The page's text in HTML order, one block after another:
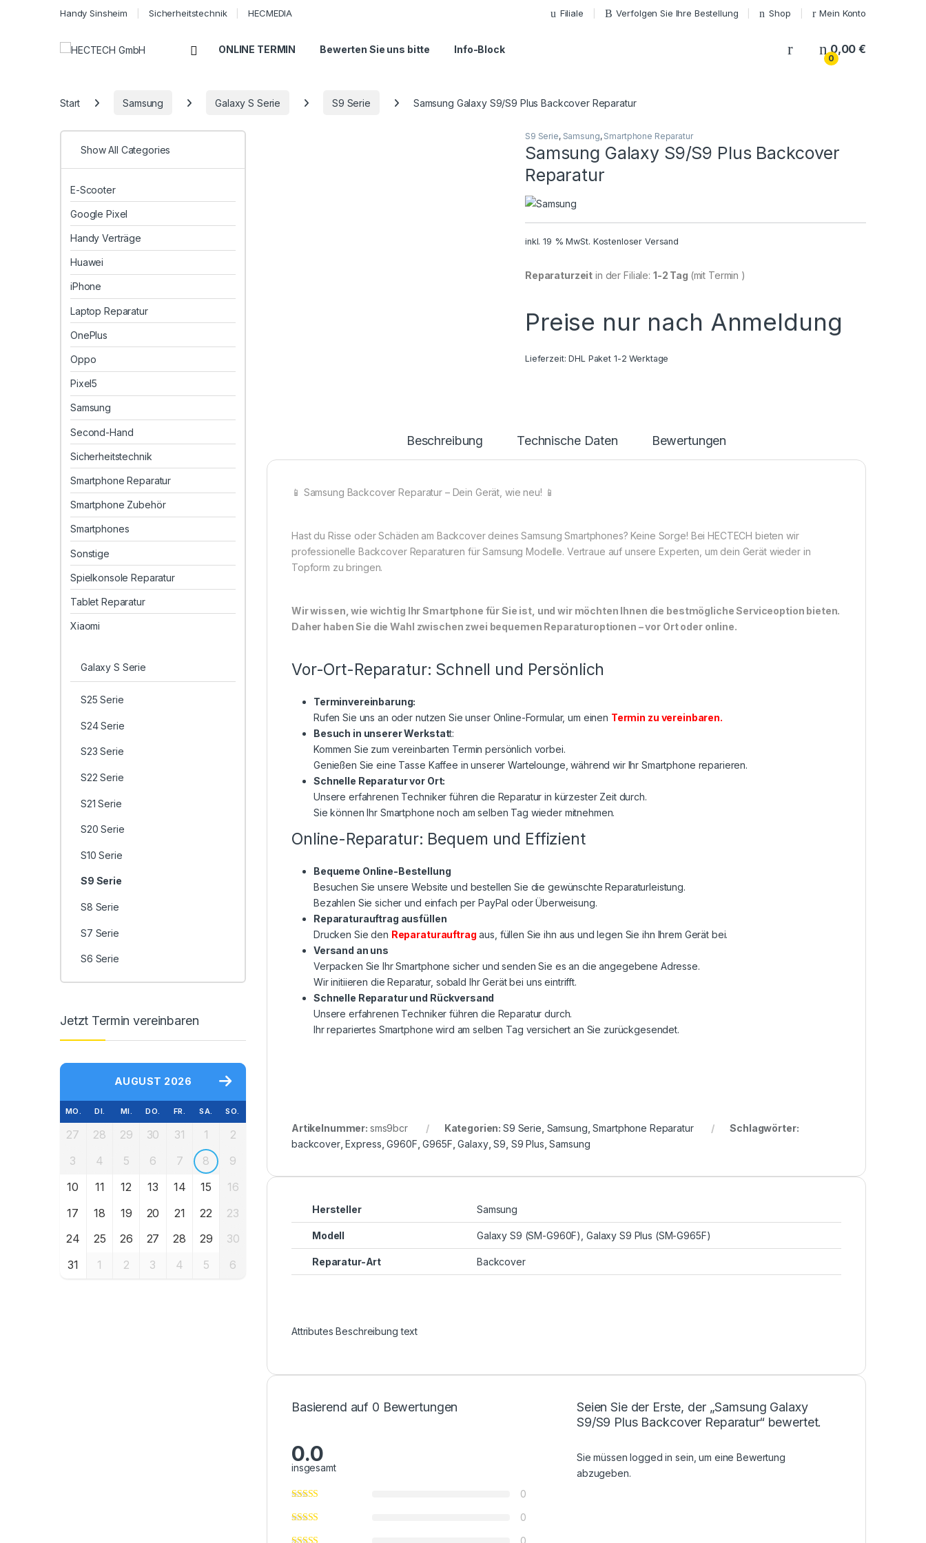
Handy Sinsheim Sicherheitstechnik HECMEDIA Filiale Verfolgen Sie Ihre Bestellung Shop Mein Konto
Open ONLINE TERMIN Bewerten Sie uns bitte Info-Block My Account
0
0,00€
Start Samsung Galaxy S Serie S9 Serie Samsung Galaxy S9/S9 Plus Backcover Reparatur
S9 Serie, Samsung, Smartphone Reparatur
Samsung Galaxy S9/S9 Plus Backcover
Reparatur
inkl. 19 % MwSt. Kostenloser Versand
Reparaturzeit in der Filiale: 1-2 Tag (mit Termin )
Preise nur nach Anmeldung
Lieferzeit:DHL Paket 1-2 Werktage
Beschreibung Technische Daten Bewertungen
📱 Samsung Backcover Reparatur – Dein Gerät, wie neu! 📱
Hast du Risse oder Schäden am Backcover deines Samsung Smartphones? Keine Sorge! Bei HECTECH bieten wir
professionelle Backcover Reparaturen für Samsung Modelle. Vertraue auf unsere Experten, um dein Gerät wieder in
Topform zu bringen.
Wir wissen, wie wichtig Ihr Smartphone für Sie ist, und wir möchten Ihnen die bestmögliche Serviceoption bieten.
Daher haben Sie die Wahl zwischen zwei bequemen Reparaturoptionen – vor Ort oder online.
Vor-Ort-Reparatur: Schnell und Persönlich
Terminvereinbarung:
Rufen Sie uns an oder nutzen Sie unser Online-Formular, um einen Termin zu vereinbaren.
Besuch in unserer Werkstatt:
Kommen Sie zum vereinbarten Termin persönlich vorbei.
Genießen Sie eine Tasse Kaffee in unserer Wartelounge, während wir Ihr Smartphone reparieren.
Schnelle Reparatur vor Ort:
Unsere erfahrenen Techniker führen die Reparatur in kürzester Zeit durch.
Sie können Ihr Smartphone noch am selben Tag wieder mitnehmen.
Online-Reparatur: Bequem und Effizient
Bequeme Online-Bestellung
Besuchen Sie unsere Website und bestellen Sie die gewünschte Reparaturleistung.
Bezahlen Sie sicher und einfach per PayPal oder Überweisung.
Reparaturauftrag ausfüllen
Drucken Sie den Reparaturauftrag aus, füllen Sie ihn aus und legen Sie ihn Ihrem Gerät bei.
Versand an uns
Verpacken Sie Ihr Smartphone sicher und senden Sie es an die angegebene Adresse.
Wir initiieren die Reparatur, sobald Ihr Gerät bei uns eintrifft.
Schnelle Reparatur und Rückversand
Unsere erfahrenen Techniker führen die Reparatur durch.
Ihr repariertes Smartphone wird am selben Tag versichert an Sie zurückgesendet.
Artikelnummer: sms9bcr Kategorien: S9 Serie Samsung ,Smartphone Reparatur
Schlagwörter:
backcover,Express ,G960F ,G965F ,Galaxy,S9 S9 Plus ,Samsung
Hersteller Samsung
Modell Galaxy S9 (SM-G960F), Galaxy S9 Plus (SM-G965F)
Reparatur-Art Backcover
Attributes Beschreibung text
Basierend auf 0 Bewertungen
0.0
insgesamt
0
0
0
Seien Sie der Erste, der „Samsung Galaxy
S9/S9 Plus Backcover Reparatur“ bewertet.
Sie müssenlogged in sein, um eine Bewertung
abzugeben.
Show All Categories
E-Scooter
Google Pixel
Handy Verträge
Huawei
iPhone
Laptop Reparatur
OnePlus
Oppo
Pixel5
Samsung
Second-Hand
Sicherheitstechnik
Smartphone Reparatur
Smartphone Zubehör
Smartphones
Sonstige
Spielkonsole Reparatur
Tablet Reparatur
Xiaomi
Galaxy S Serie
S25 Serie
S24 Serie
S23 Serie
S22 Serie
S21 Serie
S20 Serie
S10 Serie
S9 Serie
S8 Serie
S7 Serie
S6 Serie
Jetzt Termin vereinbaren
AUGUST 2026
MO. DI. MI. DO. FR. SA. SO.
27 28 29 30 31 1
2
3
4 5 6 7 8
9
10
11 12 13 14 15
16
17
18 19 20 21 22
23
24
25 26 27 28 29
30
31
1 2 3 4 5 6